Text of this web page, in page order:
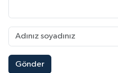
Gönder